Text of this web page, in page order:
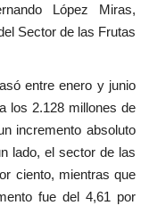
López Miras,
Sector de las Frutas
entre enero y junio
los 2.128 millones de
incremento absoluto
lado, el sector de las
ciento, mientras que
fue del 4,61 por